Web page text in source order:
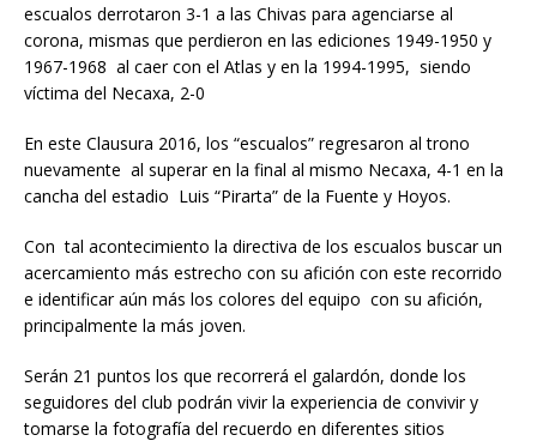
escualos derrotaron 3-1 a las Chivas para agenciarse al
corona, mismas que perdieron en las ediciones 1949-1950 y
1967-1968 al caer con el Atlas y en la 1994-1995, siendo
víctima del Necaxa, 2-0
En este Clausura 2016, los “escualos” regresaron al trono
nuevamente al superar en la final al mismo Necaxa, 4-1 en la
cancha del estadio Luis “Pirarta” de la Fuente y Hoyos.
Con tal acontecimiento la directiva de los escualos buscar un
acercamiento más estrecho con su afición con este recorrido
e identificar aún más los colores del equipo con su afición,
principalmente la más joven.
Serán 21 puntos los que recorrerá el galardón, donde los
seguidores del club podrán vivir la experiencia de convivir y
tomarse la fotografía del recuerdo en diferentes sitios